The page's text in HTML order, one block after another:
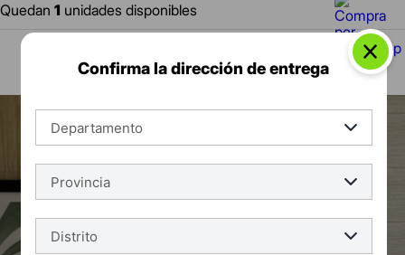
Quedan 1 unidades disponibles
Confirma la dirección de entrega